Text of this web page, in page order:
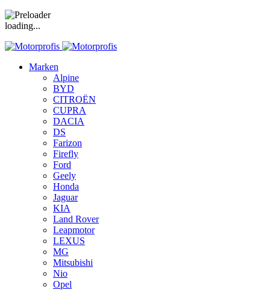
loading...
Marken
Alpine
BYD
CITROËN
CUPRA
DACIA
DS
Farizon
Firefly
Ford
Geely
Honda
Jaguar
KIA
Land Rover
Leapmotor
LEXUS
MG
Mitsubishi
Nio
Opel